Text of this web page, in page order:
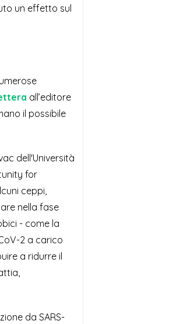
un effetto sul
all’editore
il possibile
dell'Università
for
ceppi,
nella fase
- come la
2 a carico
a ridurre il
da SARS-